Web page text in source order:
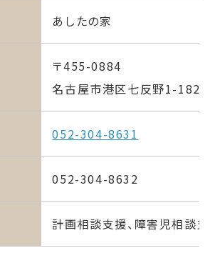
あしたの家
〒455-0884
名古屋市港区七反野1-
052-304-8631
052-304-8632
計画相談支援、障害児相談支